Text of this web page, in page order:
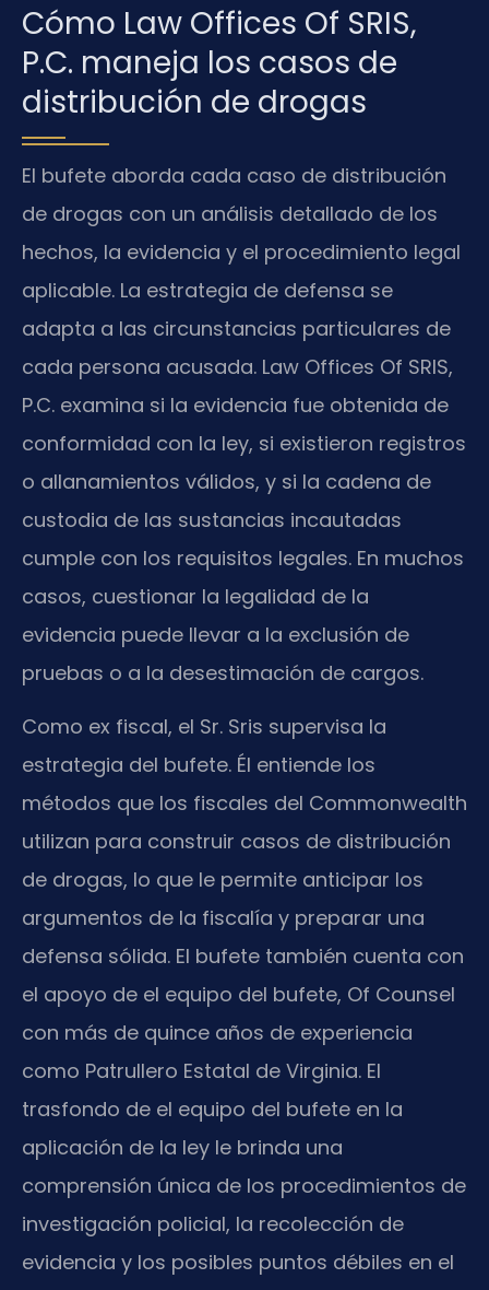
Cómo Law Offices Of SRIS,
P.C. maneja los casos de
distribución de drogas
El bufete aborda cada caso de distribución
de drogas con un análisis detallado de los
hechos, la evidencia y el procedimiento legal
aplicable. La estrategia de defensa se
adapta a las circunstancias particulares de
cada persona acusada. Law Offices Of SRIS,
P.C. examina si la evidencia fue obtenida de
conformidad con la ley, si existieron registros
o allanamientos válidos, y si la cadena de
custodia de las sustancias incautadas
cumple con los requisitos legales. En muchos
casos, cuestionar la legalidad de la
evidencia puede llevar a la exclusión de
pruebas o a la desestimación de cargos.
Como ex fiscal, el Sr. Sris supervisa la
estrategia del bufete. Él entiende los
métodos que los fiscales del Commonwealth
utilizan para construir casos de distribución
de drogas, lo que le permite anticipar los
argumentos de la fiscalía y preparar una
defensa sólida. El bufete también cuenta con
el apoyo de el equipo del bufete, Of Counsel
con más de quince años de experiencia
como Patrullero Estatal de Virginia. El
trasfondo de el equipo del bufete en la
aplicación de la ley le brinda una
comprensión única de los procedimientos de
investigación policial, la recolección de
evidencia y los posibles puntos débiles en el